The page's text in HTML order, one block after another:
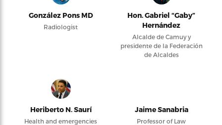
González Pons MD
Radiologist
Hon. Gabriel “Gaby”
Hernández
Alcalde de Camuy y
presidente de la Federación
de Alcaldes
Heriberto N. Saurí
Health and emergencies
Jaime Sanabria
Professor of Law